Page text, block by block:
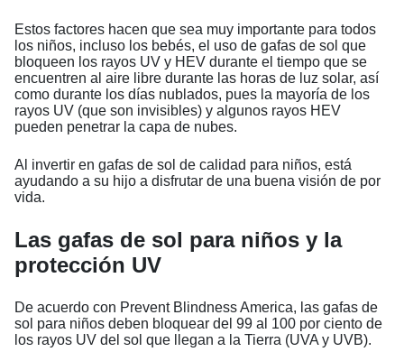
Estos factores hacen que sea muy importante para todos
los niños, incluso los bebés, el uso de gafas de sol que
bloqueen los rayos UV y HEV durante el tiempo que se
encuentren al aire libre durante las horas de luz solar, así
como durante los días nublados, pues la mayoría de los
rayos UV (que son invisibles) y algunos rayos HEV
pueden penetrar la capa de nubes.
Al invertir en gafas de sol de calidad para niños, está
ayudando a su hijo a disfrutar de una buena visión de por
vida.
Las gafas de sol para niños y la
protección UV
De acuerdo con Prevent Blindness America, las gafas de
sol para niños deben bloquear del 99 al 100 por ciento de
los rayos UV del sol que llegan a la Tierra (UVA y UVB).